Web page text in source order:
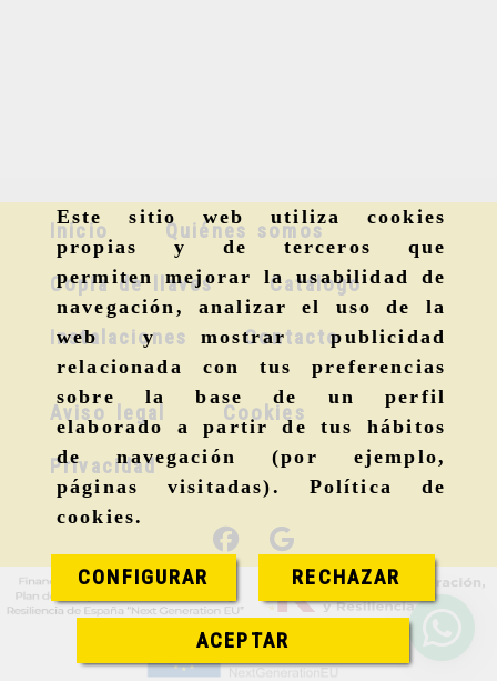
Este sitio web utiliza cookies
propias y de terceros que
permiten mejorar la usabilidad de
navegación, analizar el uso de la
web y mostrar publicidad
relacionada con tus preferencias
sobre la base de un perfil
elaborado a partir de tus hábitos
de navegación (por ejemplo,
páginas visitadas). Política de
cookies.
CONFIGURAR RECHAZAR
ACEPTAR
Inicio Quiénes somos
Copia de llaves Catálogo
Instalaciones Contacto
Aviso legal Cookies
Privacidad